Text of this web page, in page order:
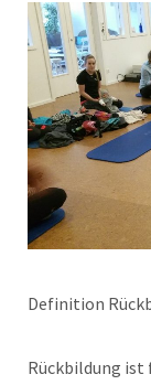
Definition
Rückbildung ist